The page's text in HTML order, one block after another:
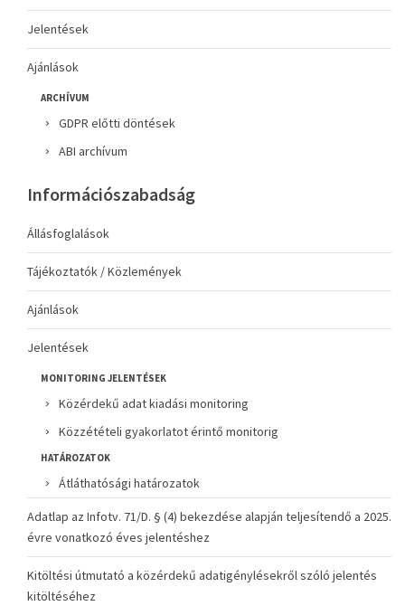
Jelentések
Ajánlások
ARCHÍVUM
GDPR előtti döntések
ABI archívum
Információszabadság
Állásfoglalások
Tájékoztatók / Közlemények
Ajánlások
Jelentések
MONITORING JELENTÉSEK
Közérdekű adat kiadási monitoring
Közzétételi gyakorlatot érintő monitorig
HATÁROZATOK
Átláthatósági határozatok
Adatlap az Infotv. 71/D. § (4) bekezdése alapján teljesítendő a 2025.
évre vonatkozó éves jelentéshez
Kitöltési útmutató a közérdekű adatigénylésekről szóló jelentés
kitöltéséhez